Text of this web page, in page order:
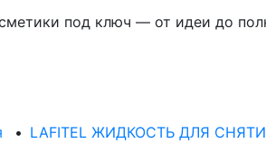
под ключ — от идеи до
• LAFITEL ЖИДКОСТЬ ДЛЯ